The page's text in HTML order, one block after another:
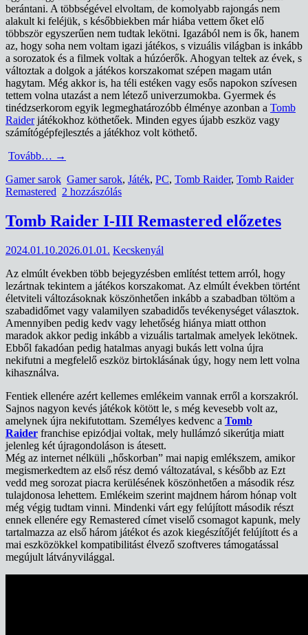
berántani. A többségével elvoltam, de komolyabb rajongás nem
alakult ki feléjük, s későbbiekben már hiába vettem őket elő
többször egyszerűen nem tudtak lekötni. Igazából nem is ők, hanem
az, hogy soha nem voltam igazi játékos, s vizuális világban is inkább
a sorozatok és a filmek voltak a húzóerők. Ahogyan teltek az évek, s
változtak a dolgok a játékos korszakomat szépen magam után
hagytam. Még akkor is, ha téli estéken vagy esős napokon szívesen
tettem volna utazást a nem létező univerzumokba. Gyermek és
tinédzserkorom egyik legmeghatározóbb élménye azonban a Tomb
Raiderjátékokhoz köthetőek. Minden egyes újabb eszköz vagy
számítógépfejlesztés a játékhoz volt köthető.
Tovább… →
Gamer sarok Gamer sarok, Játék, PC, Tomb Raider, Tomb Raider
Remastered 2 hozzászólás
Tomb Raider I-III Remastered előzetes
2024.01.10.2026.01.01. Kecskenyál
Az elmúlt években több bejegyzésben említést tettem arról, hogy
lezártnak tekintem a játékos korszakomat. Az elmúlt években történt
életviteli változásoknak köszönhetően inkább a szabadban töltöm a
szabadidőmet vagy valamilyen szabadidős tevékenységet választok.
Amennyiben pedig kedv vagy lehetőség hiánya miatt otthon
maradok akkor pedig inkább a vizuális tartalmak amelyek lekötnek.
Ebből fakadóan pedig hatalmas anyagi bukás lett volna újra
nekifutni a megfelelő eszköz birtoklásának úgy, hogy nem lett volna
kihasználva.
Fentiek ellenére azért kellemes emlékeim vannak erről a korszakról.
Sajnos nagyon kevés játékok kötött le, s még kevesebb volt az,
amelynek újra nekifutottam. Személyes kedvenc a Tomb
Raider franchise epizódjai voltak, mely hullámzó sikerútja miatt
jelenleg két újragondoláson is átesett.
Még az internet nélküli „hőskorban” mai napig emlékszem, amikor
megismerkedtem az első rész demó változatával, s később az Ezt
vedd meg sorozat piacra kerülésének köszönhetően a második rész
tulajdonosa lehettem. Emlékeim szerint majdnem három hónap volt
még végig tudtam vinni. Mindenki várt egy felújított második részt
ennek ellenére egy Remastered címet viselő csomagot kapunk, mely
tartalmazza az első három játékot és azok kiegészítőjét felújított és a
mai eszközökkel kompatibilitást élvező szoftveres támogatással
megújult látványvilággal.